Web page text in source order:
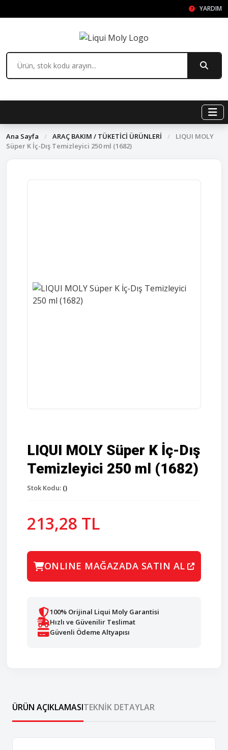
YARDIM
Ana Sayfa / ARAÇ BAKIM / TÜKETİCİ ÜRÜNLERİ /
LIQUI MOLY
Süper K İç-Dış Temizleyici 250 ml (1682)
LIQUI MOLY Süper K İç-Dış
Temizleyici 250 ml (1682)
Stok Kodu: ()
213,28 TL
ONLINE MAĞAZADA SATIN AL
100% Orijinal Liqui Moly Garantisi
Hızlı ve Güvenilir Teslimat
Güvenli Ödeme Altyapısı
ÜRÜN AÇIKLAMASITEKNIK DETAYLAR